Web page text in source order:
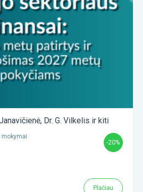
, Dr. G. Vilkelis ir kiti
mokymai
-20%
Plačiau